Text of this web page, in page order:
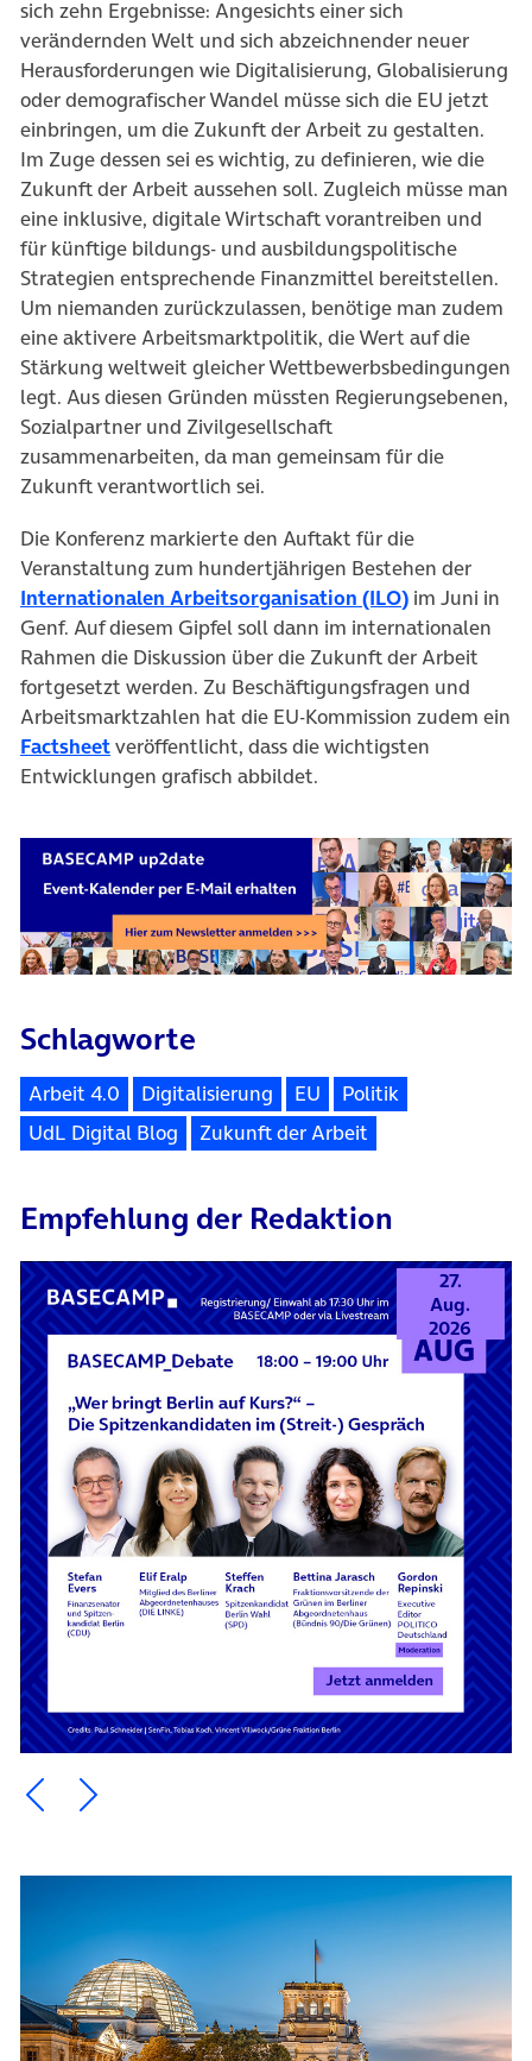
sich zehn Ergebnisse: Angesichts einer sich
verändernden Welt und sich abzeichnender neuer
Herausforderungen wie Digitalisierung, Globalisierung
oder demografischer Wandel müsse sich die EU jetzt
einbringen, um die Zukunft der Arbeit zu gestalten.
Im Zuge dessen sei es wichtig, zu definieren, wie die
Zukunft der Arbeit aussehen soll. Zugleich müsse man
eine inklusive, digitale Wirtschaft vorantreiben und
für künftige bildungs- und ausbildungspolitische
Strategien entsprechende Finanzmittel bereitstellen.
Um niemanden zurückzulassen, benötige man zudem
eine aktivere Arbeitsmarktpolitik, die Wert auf die
Stärkung weltweit gleicher Wettbewerbsbedingungen
legt. Aus diesen Gründen müssten Regierungsebenen,
Sozialpartner und Zivilgesellschaft
zusammenarbeiten, da man gemeinsam für die
Zukunft verantwortlich sei.
Die Konferenz markierte den Auftakt für die
Veranstaltung zum hundertjährigen Bestehen der
Internationalen Arbeitsorganisation (ILO)(öffnet in
im Juni in
Genf. Auf diesem Gipfel soll dann im internationalen
Rahmen die Diskussion über die Zukunft der Arbeit
fortgesetzt werden. Zu Beschäftigungsfragen und
Arbeitsmarktzahlen hat die EU-Kommission zudem ein
Factsheet(öffnet in neuem Tab)
veröffentlicht, dass die wichtigsten
Entwicklungen grafisch abbildet.
Schlagworte
Arbeit 4.0 Digitalisierung EU
Politik
UdL Digital Blog
Zukunft der Arbeit
Empfehlung der Redaktion
27.
Aug.
2026
Ein Element zurück blättern
Ein Element weiter blättern